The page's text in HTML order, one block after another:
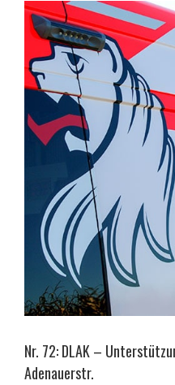
View
Larger
Image
Nr. 72: DLAK –
Adenauerstr.